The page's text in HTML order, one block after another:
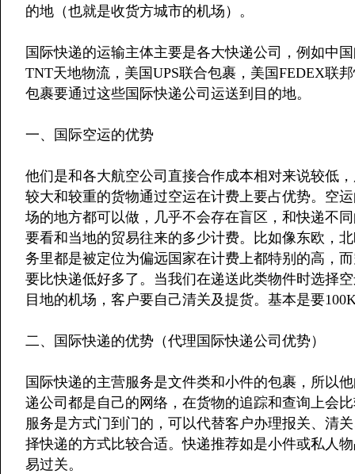
的地（也就是收货方城市的机场）。
国际快递的运输主体主要是各大快递公司，例如中
TNT天地物流，美国UPS联合包裹，美国FEDEX联
包裹要通过这些国际快递公司运送到目的地。
一、国际空运的优势
他们是和各大航空公司直接合作成本相对来说较低
较大和较重的货物通过空运在计费上要占优势。空
场的地方都可以做，几乎不会存在盲区，和快递不
要看和当地的贸易往来的多少计费。比如像东欧，
务里都是被定位为偏远国家在计费上都特别的高，
要比快递低好多了。当我们在递送此类物件时选择
目地的机场，客户要自己清关及提货。基本是要
二、国际快递的优势（代理国际快递公司优势）
国际快递的主营服务是文件类和小件的包裹，所以
递公司都是自己的网络，在货物的追踪和查询上会
服务是方式门到门的，可以代替客户办理报关、清
择快递的方式比较合适。快递推荐如是小件或私人
易过关。